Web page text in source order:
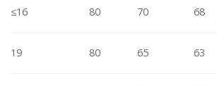
≤16 80 70 68
19 80 65 63